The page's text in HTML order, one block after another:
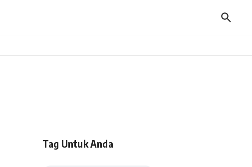
Tag Untuk Anda